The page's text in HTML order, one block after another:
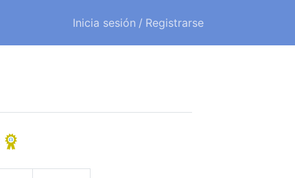
Inicia sesión / Registrarse